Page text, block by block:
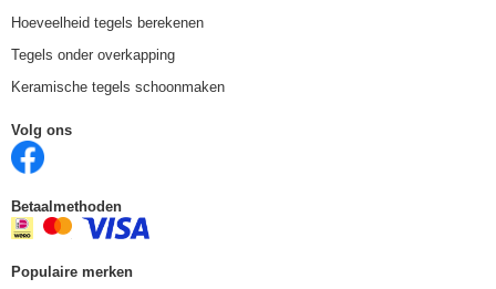
Hoeveelheid tegels berekenen
Tegels onder overkapping
Keramische tegels schoonmaken
Volg ons
Betaalmethoden
Populaire merken